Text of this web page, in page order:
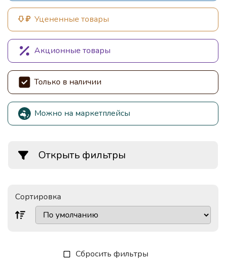
Уцененные товары
Акционные товары
Только в наличии
Можно на маркетплейсы
Открыть фильтры
Сортировка
Сбросить фильтры